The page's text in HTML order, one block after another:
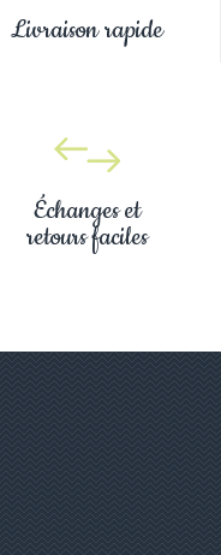
Livraison rapide
Échanges et
retours faciles